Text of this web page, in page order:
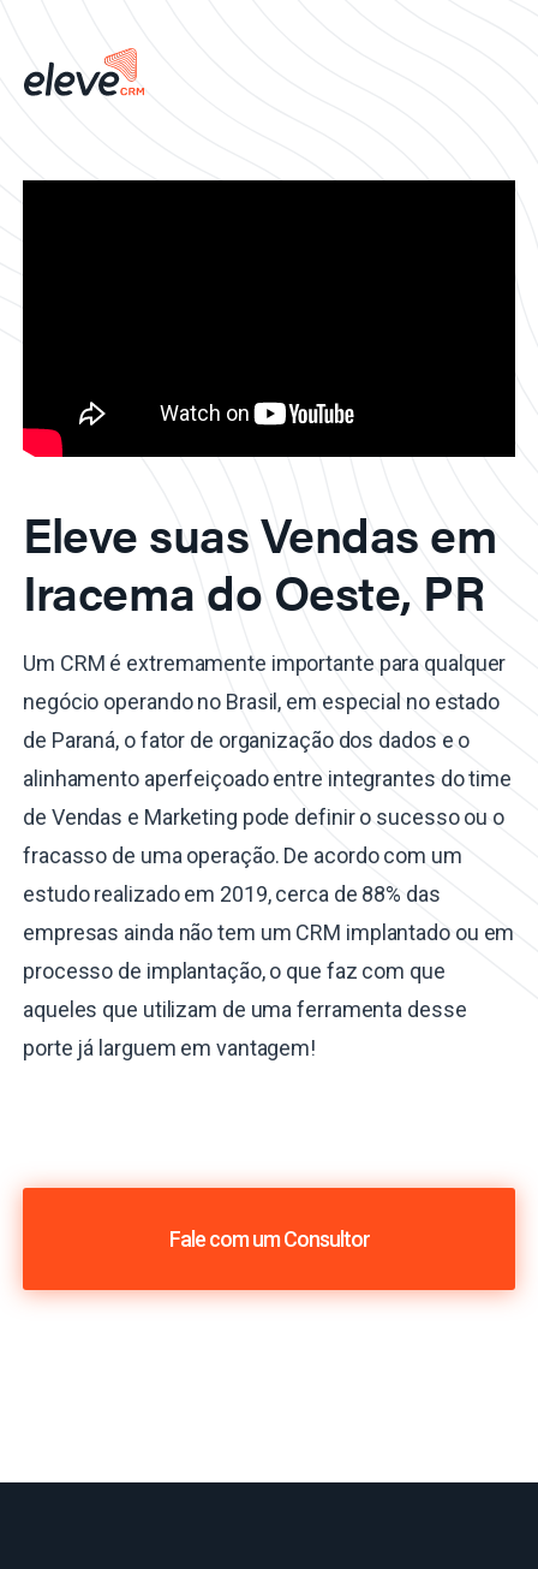
Eleve suas Vendas em
Iracema do Oeste, PR
Um CRM é extremamente importante para qualquer
negócio operando no Brasil, em especial no estado
de Paraná, o fator de organização dos dados e o
alinhamento aperfeiçoado entre integrantes do time
de Vendas e Marketing pode definir o sucesso ou o
fracasso de uma operação. De acordo com um
estudo realizado em 2019, cerca de 88% das
empresas ainda não tem um CRM implantado ou em
processo de implantação, o que faz com que
aqueles que utilizam de uma ferramenta desse
porte já larguem em vantagem!
Fale com um Consultor